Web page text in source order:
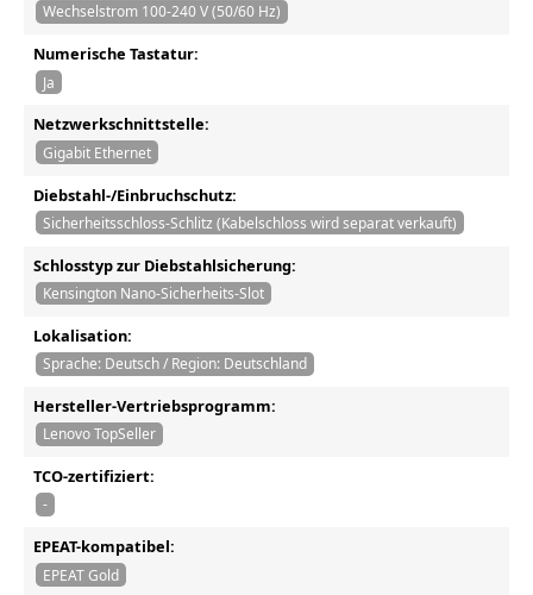
Wechselstrom 100-240 V (50/60 Hz)
Numerische Tastatur:
Ja
Netzwerkschnittstelle:
Gigabit Ethernet
Diebstahl-/Einbruchschutz:
Sicherheitsschloss-Schlitz (Kabelschloss wird separat verkauft)
Schlosstyp zur Diebstahlsicherung:
Kensington Nano-Sicherheits-Slot
Lokalisation:
Sprache: Deutsch / Region: Deutschland
Hersteller-Vertriebsprogramm:
Lenovo TopSeller
TCO-zertifiziert:
-
EPEAT-kompatibel:
EPEAT Gold